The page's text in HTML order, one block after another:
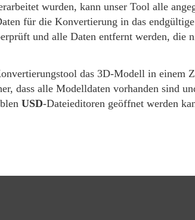
wurden, kann unser Tool alle
für die Konvertierung in das endgültige
und alle Daten entfernt werden, die
das 3D-Modell in einem
dass alle Modelldaten vorhanden sind
USD-Dateieditoren geöffnet werden